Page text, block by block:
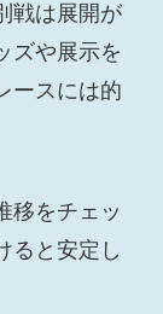
戦は展開が
ズや展示を
ースには的
移をチェッ
ると安定し